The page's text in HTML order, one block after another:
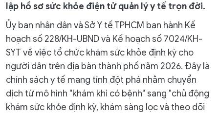
lập hồ sơ sức khỏe điện tử quản lý y tế trọn đời.
Ủy ban nhân dân và Sở Y tế TPHCM ban hành Kế
hoạch số 228/KH-UBND và Kế hoạch số 7024/KH-
SYT về việc tổ chức khám sức khỏe định kỳ cho
người dân trên địa bàn thành phố năm 2026. Đây là
chính sách y tế mang tính đột phá nhằm chuyển
dịch từ mô hình "khám khi có bệnh" sang "chủ động
khám sức khỏe định kỳ, khám sàng lọc và theo dõi